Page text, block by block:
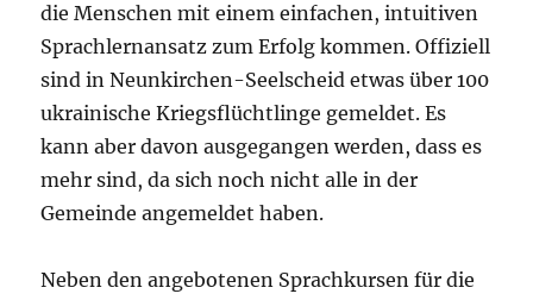
die Menschen mit einem einfachen, intuitiven
Sprachlernansatz zum Erfolg kommen. Offiziell
sind in Neunkirchen-Seelscheid etwas über 100
ukrainische Kriegsflüchtlinge gemeldet. Es
kann aber davon ausgegangen werden, dass es
mehr sind, da sich noch nicht alle in der
Gemeinde angemeldet haben.
Neben den angebotenen Sprachkursen für die